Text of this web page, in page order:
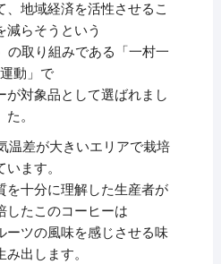
、地域経済を活性させるこ
減らそうという
の取り組みである「一村一
動」で
が対象品として選ばれまし
た。
温差が大きいエリアで栽培
います。
を十分に理解した生産者が
したこのコーヒーは
ーツの風味を感じさせる味
み出します。